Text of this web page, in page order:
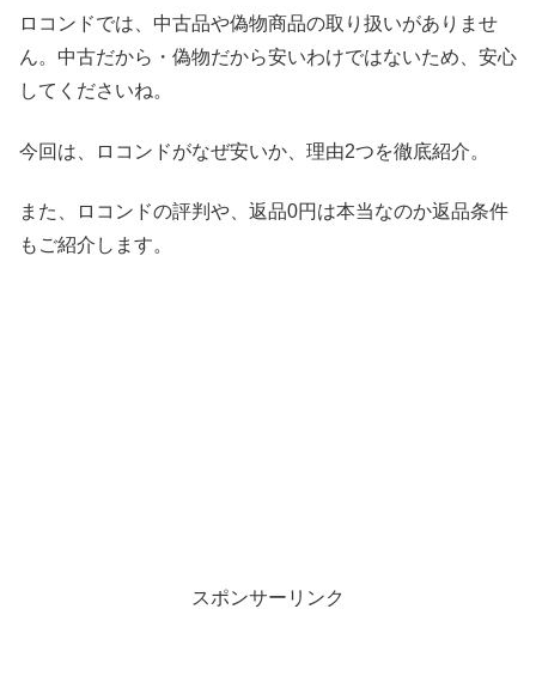
ロコンドでは、中古品や偽物商品の取り扱いがありませ
ん。中古だから・偽物だから安いわけではないため、安心
してくださいね。
今回は、ロコンドがなぜ安いか、理由2つを徹底紹介。
また、ロコンドの評判や、返品0円は本当なのか返品条件
もご紹介します。
スポンサーリンク